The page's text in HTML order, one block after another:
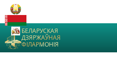
БЕЛАРУСКАЯ
ДЗЯРЖАЎНАЯ
ФІЛАРМОНІЯ